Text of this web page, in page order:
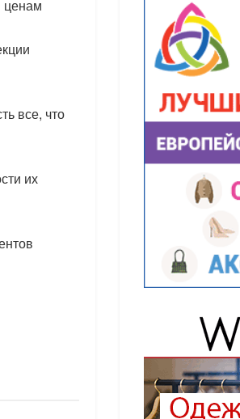
ценам
все, что
их